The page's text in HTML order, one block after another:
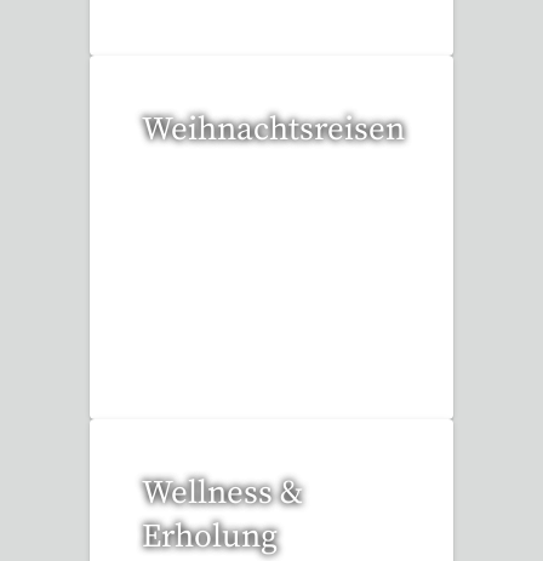
Weihnachtsreisen
Wellness &
Erholung